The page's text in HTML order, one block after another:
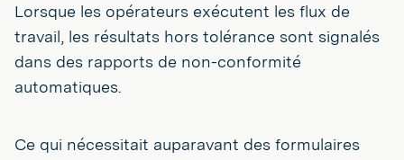
Lorsque les opérateurs exécutent les flux de
travail, les résultats hors tolérance sont signalés
dans des rapports de non-conformité
automatiques.
Ce qui nécessitait auparavant des formulaires